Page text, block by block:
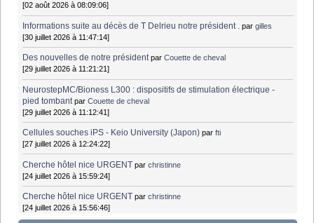
[02 août 2026 à 08:09:06]
Informations suite au décès de T Delrieu notre président . pargilles
[30 juillet 2026 à 11:47:14]
Des nouvelles de notre président parCouette de cheval
[29 juillet 2026 à 11:21:21]
NeurostepMC/Bioness L300 : dispositifs de stimulation électrique -
pied tombant parCouette de cheval
[29 juillet 2026 à 11:12:41]
Cellules souches iPS - Keio University (Japon) parfti
[27 juillet 2026 à 12:24:22]
Cherche hôtel nice URGENT parchristinne
[24 juillet 2026 à 15:59:24]
Cherche hôtel nice URGENT parchristinne
[24 juillet 2026 à 15:56:46]